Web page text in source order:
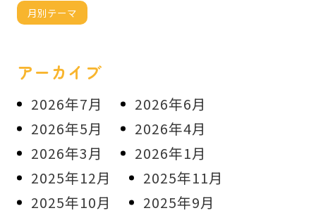
月別テーマ
アーカイブ
2026年7月
2026年6月
2026年5月
2026年4月
2026年3月
2026年1月
2025年12月
2025年11月
2025年10月
2025年9月